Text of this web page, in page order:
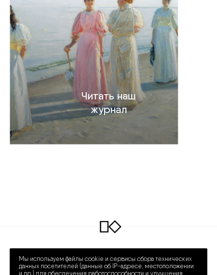
Читать наш
журнал
ПРЕЧИСТЕНКА 30/2
ПН – СБ 12:00 – 20:00
Мы используем файлы cookie и сервисы сбора технических
данных посетителей (данные об IP-адресе, местоположении
и др.) для обеспечения работоспособности и улучшения